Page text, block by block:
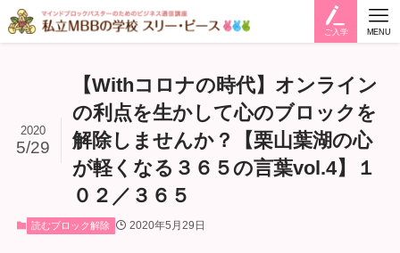
ご入学 MENU
【Withコロナの時代】オンライン
の利点を生かして心のブロックを
解除しませんか？【栗山葉湖の心
が軽くなる３６５の言葉vol.4】１
０２／３６５
2020
5/29
読むブロック解除 2020年5月29日